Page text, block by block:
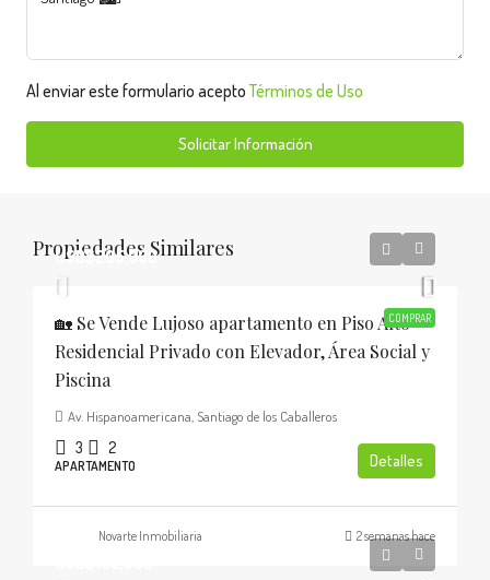
Al enviar este formulario aceptoTérminos de Uso
Solicitar Información
Propiedades Similares
COMPRAR
USD$205,000
🏡 Se Vende Lujoso apartamento en Piso Alto
Residencial Privado con Elevador, Área Social y
Piscina
Av. Hispanoamericana, Santiago de los Caballeros
3 2
APARTAMENTO Detalles
Novarte Inmobiliaria 2 semanas hace